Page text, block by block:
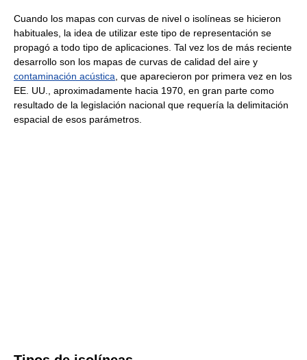
Cuando los mapas con curvas de nivel o isolíneas se hicieron
habituales, la idea de utilizar este tipo de representación se
propagó a todo tipo de aplicaciones. Tal vez los de más reciente
desarrollo son los mapas de curvas de calidad del aire y
contaminación acústica , que aparecieron por primera vez en los
EE. UU., aproximadamente hacia 1970, en gran parte como
resultado de la legislación nacional que requería la delimitación
espacial de esos parámetros.